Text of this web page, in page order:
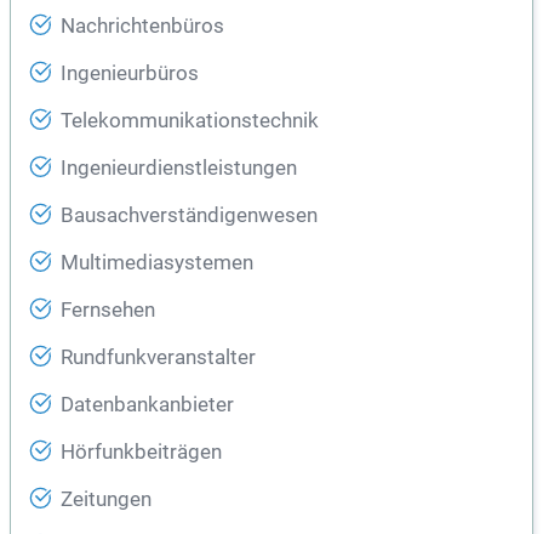
Nachrichtenbüros
Ingenieurbüros
Telekommunikationstechnik
Ingenieurdienstleistungen
Bausachverständigenwesen
Multimediasystemen
Fernsehen
Rundfunkveranstalter
Datenbankanbieter
Hörfunkbeiträgen
Zeitungen